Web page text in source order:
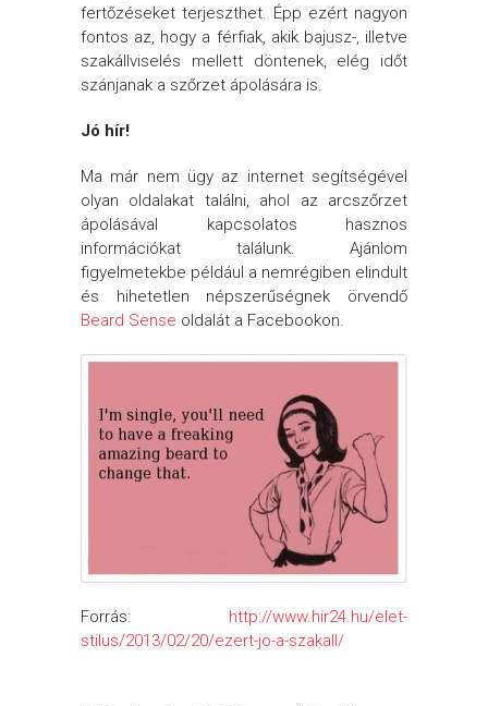
fertőzéseket terjeszthet. Épp ezért nagyon
fontos az, hogy a férfiak, akik bajusz-, illetve
szakállviselés mellett döntenek, elég időt
szánjanak a szőrzet ápolására is.
Jó hír!
Ma már nem ügy az internet segítségével
olyan oldalakat találni, ahol az arcszőrzet
ápolásával kapcsolatos hasznos
információkat találunk. Ajánlom
figyelmetekbe például a nemrégiben elindult
és hihetetlen népszerűségnek örvendő
Beard Sense oldalát a Facebookon.
Forrás: http://www.hir24.hu/elet-
stilus/2013/02/20/ezert-jo-a-szakall/